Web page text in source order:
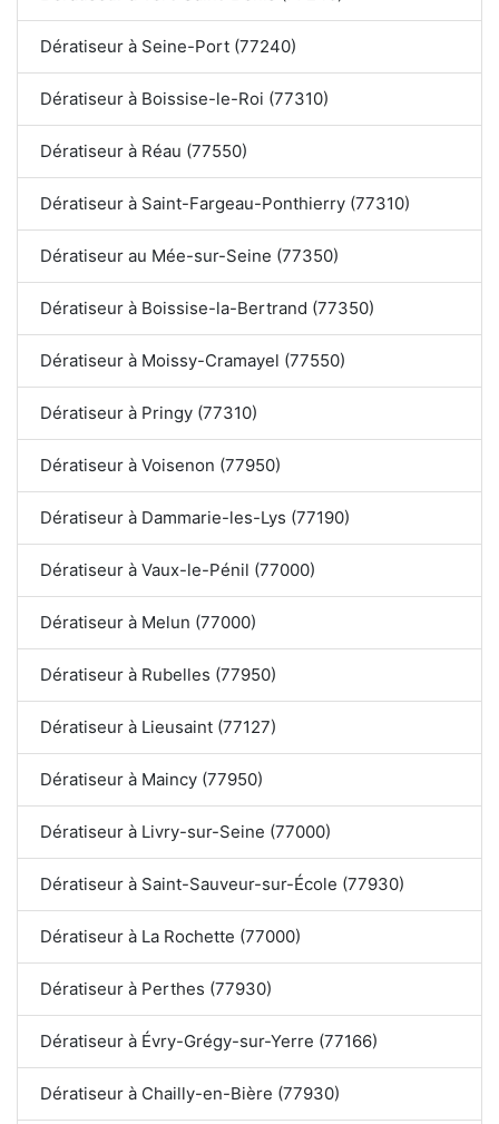
Dératiseur à Seine-Port (77240)
Dératiseur à Boissise-le-Roi (77310)
Dératiseur à Réau (77550)
Dératiseur à Saint-Fargeau-Ponthierry (77310)
Dératiseur au Mée-sur-Seine (77350)
Dératiseur à Boissise-la-Bertrand (77350)
Dératiseur à Moissy-Cramayel (77550)
Dératiseur à Pringy (77310)
Dératiseur à Voisenon (77950)
Dératiseur à Dammarie-les-Lys (77190)
Dératiseur à Vaux-le-Pénil (77000)
Dératiseur à Melun (77000)
Dératiseur à Rubelles (77950)
Dératiseur à Lieusaint (77127)
Dératiseur à Maincy (77950)
Dératiseur à Livry-sur-Seine (77000)
Dératiseur à Saint-Sauveur-sur-École (77930)
Dératiseur à La Rochette (77000)
Dératiseur à Perthes (77930)
Dératiseur à Évry-Grégy-sur-Yerre (77166)
Dératiseur à Chailly-en-Bière (77930)